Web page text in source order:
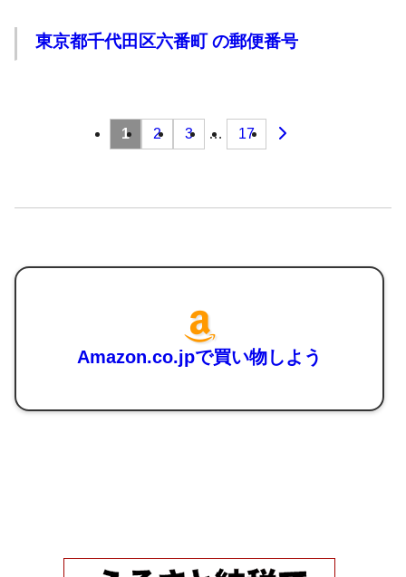
東京都千代田区六番町 の郵便番号
送
1 2 3 … 17
Amazon.co.jpで買い物しよう